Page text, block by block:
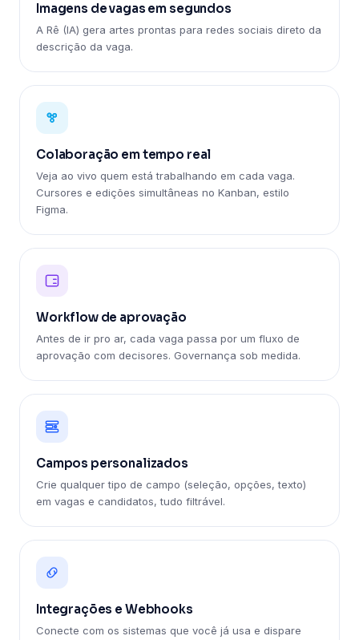
Imagens de vagas em segundos
A Rê (IA) gera artes prontas para redes sociais direto da
descrição da vaga.
Colaboração em tempo real
Veja ao vivo quem está trabalhando em cada vaga.
Cursores e edições simultâneas no Kanban, estilo
Figma.
Workflow de aprovação
Antes de ir pro ar, cada vaga passa por um fluxo de
aprovação com decisores. Governança sob medida.
Campos personalizados
Crie qualquer tipo de campo (seleção, opções, texto)
em vagas e candidatos, tudo filtrável.
Integrações e Webhooks
Conecte com os sistemas que você já usa e dispare